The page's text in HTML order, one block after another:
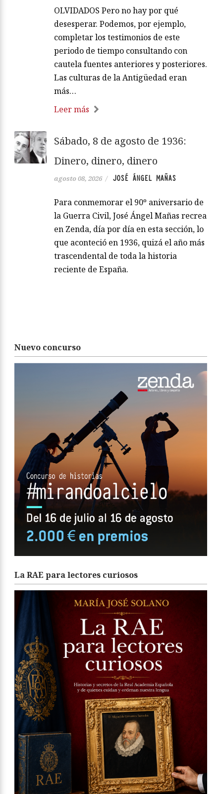
OLVIDADOS Pero no hay por qué
desesperar. Podemos, por ejemplo,
completar los testimonios de este
periodo de tiempo consultando con
cautela fuentes anteriores y posteriores.
Las culturas de la Antigüedad eran
más…
Leer más
Sábado, 8 de agosto de 1936:
Dinero, dinero, dinero
agosto 08, 2026 / JOSÉ ÁNGEL MAÑAS
Para conmemorar el 90º aniversario de
la Guerra Civil, José Ángel Mañas recrea
en Zenda, día por día en esta sección, lo
que aconteció en 1936, quizá el año más
trascendental de toda la historia
reciente de España.
Nuevo concurso
La RAE para lectores curiosos